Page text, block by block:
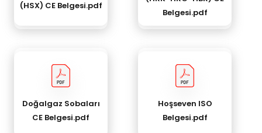
(HSX) CE Belgesi.pdf
Belgesi.pdf
Doğalgaz Sobaları
CE Belgesi.pdf
Hoşseven ISO
Belgesi.pdf